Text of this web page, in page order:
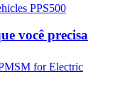
você precisa